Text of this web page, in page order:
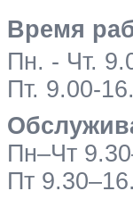
Время
Пн. - Чт.
Пт. 9.00-
Пн–Чт
Пт